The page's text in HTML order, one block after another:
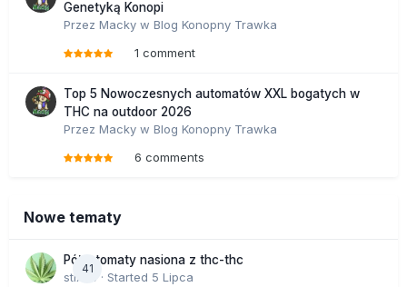
Genetyką Konopi
Przez Macky w Blog Konopny Trawka
1 comment
Top 5 Nowoczesnych automatów XXL bogatych w
THC na outdoor 2026
Przez Macky w Blog Konopny Trawka
6 comments
Nowe tematy
41
Półautomaty nasiona z thc-thc
stix33 · Started 5 Lipca